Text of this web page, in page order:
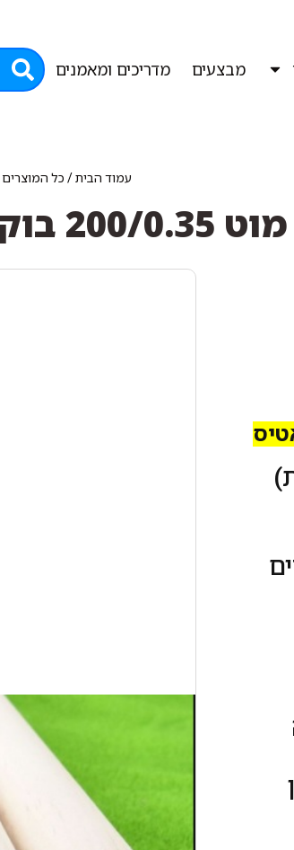
מבצעים מדריכים ומאמנים
עמוד הבית/ כל המוצרים
בוק